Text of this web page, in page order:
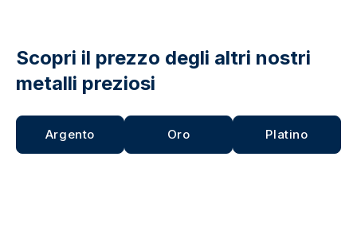
Scopri il prezzo degli altri nostri
metalli preziosi
Argento Oro Platino